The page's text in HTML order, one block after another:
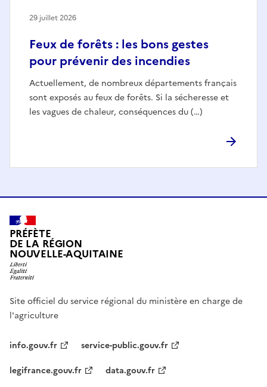
Feux de forêts : les bons gestes
pour prévenir des incendies
Actuellement, de nombreux départements français
sont exposés au feux de forêts. Si la sécheresse et
les vagues de chaleur, conséquences du (…)
29 juillet 2026
PRÉFÈTE
DE LA RÉGION
NOUVELLE-AQUITAINE
Site officiel du service régional du ministère en charge de
l'agriculture
info.gouv.fr
service-public.gouv.fr
legifrance.gouv.fr
data.gouv.fr